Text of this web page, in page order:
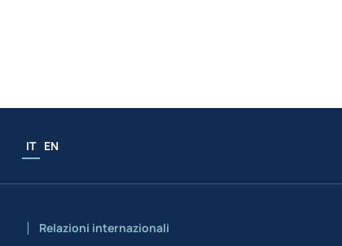
IT EN
Relazioni internazionali